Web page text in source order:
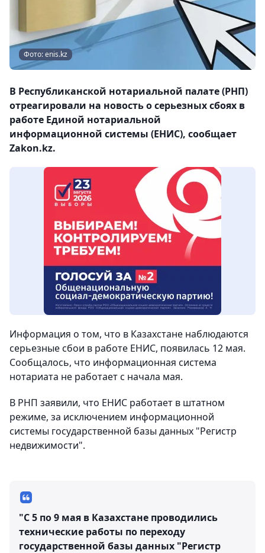
Фото: enis.kz
В Республиканской нотариальной палате (РНП)
отреагировали на новость о серьезных сбоях в
работе Единой нотариальной
информационной системы (ЕНИС), сообщает
Zakon.kz.
Информация о том, что в Казахстане наблюдаются
серьезные сбои в работе ЕНИС, появилась 12 мая.
Сообщалось, что информационная система
нотариата не работает с начала мая.
В РНП заявили, что ЕНИС работает в штатном
режиме, за исключением информационной
системы государственной базы данных "Регистр
недвижимости".
"С 5 по 9 мая в Казахстане проводились
технические работы по переходу
государственной базы данных "Регистр